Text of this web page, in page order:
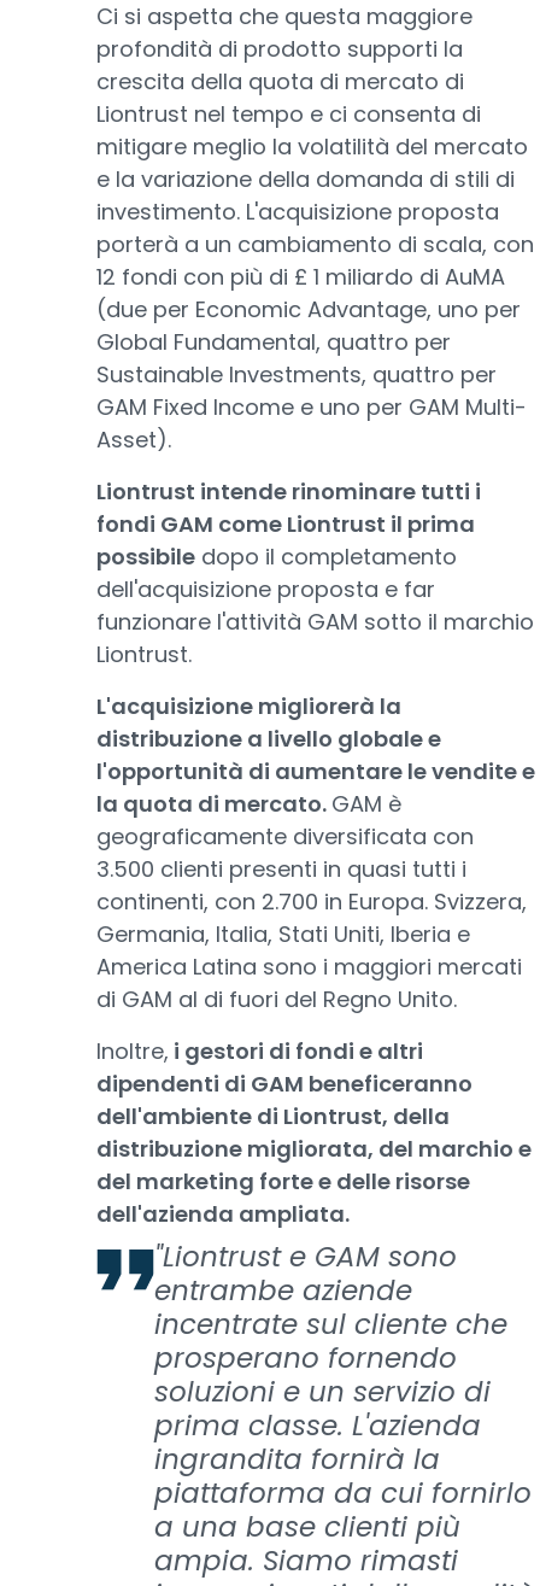
Ci si aspetta che questa maggiore
profondità di prodotto supporti la
crescita della quota di mercato di
Liontrust nel tempo e ci consenta di
mitigare meglio la volatilità del mercato
e la variazione della domanda di stili di
investimento. L'acquisizione proposta
porterà a un cambiamento di scala, con
12 fondi con più di £ 1 miliardo di AuMA
(due per Economic Advantage, uno per
Global Fundamental, quattro per
Sustainable Investments, quattro per
GAM Fixed Income e uno per GAM Multi-
Asset).
Liontrust intende rinominare tutti i
fondi GAM come Liontrust il prima
possibile dopo il completamento
dell'acquisizione proposta e far
funzionare l'attività GAM sotto il marchio
Liontrust.
L'acquisizione migliorerà la
distribuzione a livello globale e
l'opportunità di aumentare le vendite e
la quota di mercato. GAM è
geograficamente diversificata con
3.500 clienti presenti in quasi tutti i
continenti, con 2.700 in Europa. Svizzera,
Germania, Italia, Stati Uniti, Iberia e
America Latina sono i maggiori mercati
di GAM al di fuori del Regno Unito.
Inoltre, i gestori di fondi e altri
dipendenti di GAM beneficeranno
dell'ambiente di Liontrust, della
distribuzione migliorata, del marchio e
del marketing forte e delle risorse
dell'azienda ampliata.
"Liontrust e GAM sono
entrambe aziende
incentrate sul cliente che
prosperano fornendo
soluzioni e un servizio di
prima classe. L'azienda
ingrandita fornirà la
piattaforma da cui fornirlo
a una base clienti più
ampia. Siamo rimasti